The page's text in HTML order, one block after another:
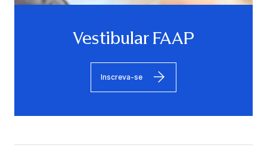
Vestibular FAAP
Inscreva-se